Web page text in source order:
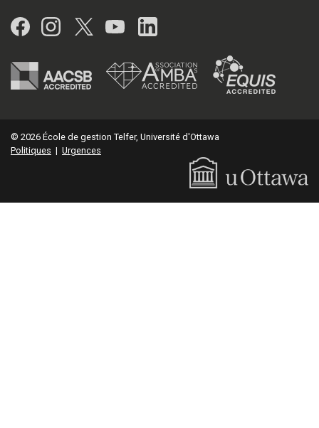
Facebook
Instagram
Twitter
YouTubeLinkedIn
© 2026 École de gestion Telfer, Université d'Ottawa
Politiques | Urgences